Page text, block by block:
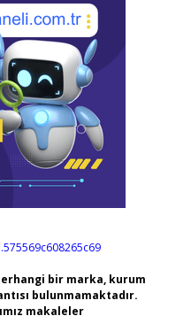
bir marka, kurum
bulunmamaktadır.
makaleler